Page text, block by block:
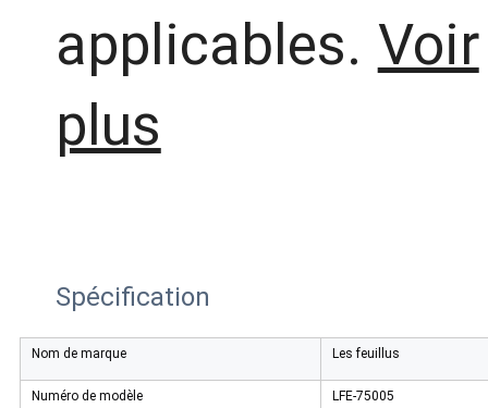
applicables. Voir
plus
Spécification
Nom de marque Les feuillus
Numéro de modèle LFE-75005